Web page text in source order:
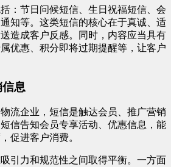
：节日问候短信、生日祝福短信、会
知等。这类短信的核心在于真诚、适
造成客户反感。同时，内容应当具有
优惠、积分即将过期提醒等，让客户
息
流企业，短信是触达会员、推广营销
信告知会员专享活动、优惠信息，能
促进客户消费。
引力和规范性之间取得平衡。一方面